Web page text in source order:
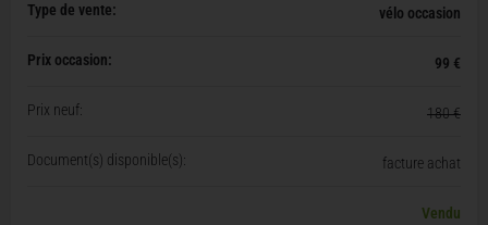
Type de vente: vélo occasion
Prix occasion: 99 €
Prix neuf: 180 €
Document(s) disponible(s): facture achat
Vendu